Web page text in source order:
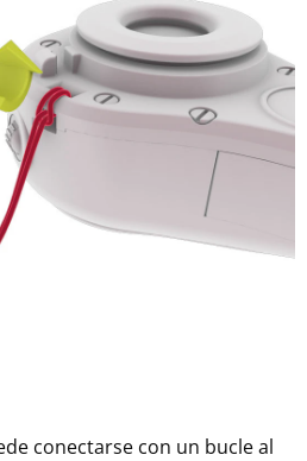
conectarse con un bucle al